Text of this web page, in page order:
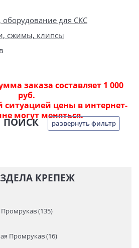
для СКС
сжимы, клипсы
заказа составляет 1 000
руб.
ситуацией цены в интернет-
могут меняться.
ПОИСК развернуть фильтр
КРЕПЕЖ
(135)
Промрукав (16)